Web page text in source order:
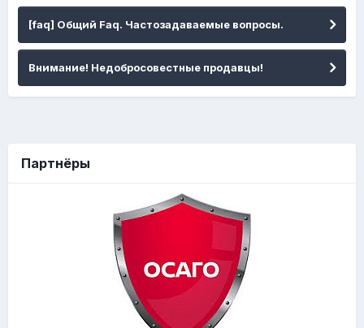
[faq] Общий Faq. Частозадаваемые вопросы.
Внимание! Недобросовестные продавцы!
Партнёры